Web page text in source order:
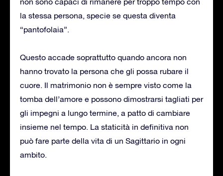
la stessa persona, specie se questa diventa
“pantofolaia”.
Questo accade soprattutto quando ancora non
hanno trovato la persona che gli possa rubare il
cuore. Il matrimonio non è sempre visto come la
tomba dell’amore e possono dimostrarsi tagliati per
gli impegni a lungo termine, a patto di cambiare
insieme nel tempo. La staticità in definitiva non
può fare parte della vita di un Sagittario in ogni
ambito.